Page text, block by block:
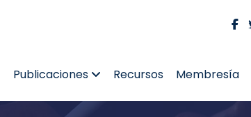
Publicaciones Recursos Membresía